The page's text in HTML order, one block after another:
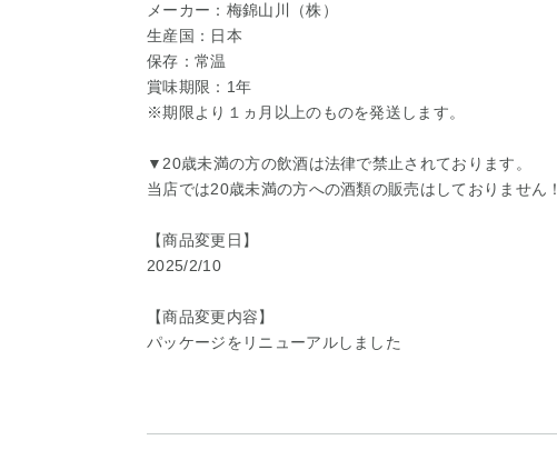
メーカー：梅錦山川（株）
生産国：日本
保存：常温
賞味期限：1年
※期限より１ヵ月以上のものを発送します。
▼20歳未満の方の飲酒は法律で禁止されております。
当店では20歳未満の方への酒類の販売はしておりません！
【商品変更日】
2025/2/10
【商品変更内容】
パッケージをリニューアルしました